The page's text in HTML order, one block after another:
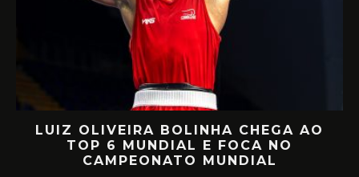
LUIZ OLIVEIRA BOLINHA CHEGA AO
TOP 6 MUNDIAL E FOCA NO
CAMPEONATO MUNDIAL